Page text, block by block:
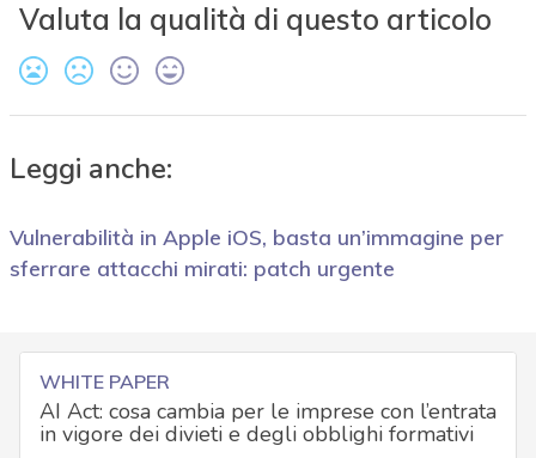
Valuta la qualità di questo articolo
Leggi anche:
Vulnerabilità in Apple iOS, basta un’immagine per
sferrare attacchi mirati: patch urgente
WHITE PAPER
AI Act: cosa cambia per le imprese con l’entrata
in vigore dei divieti e degli obblighi formativi